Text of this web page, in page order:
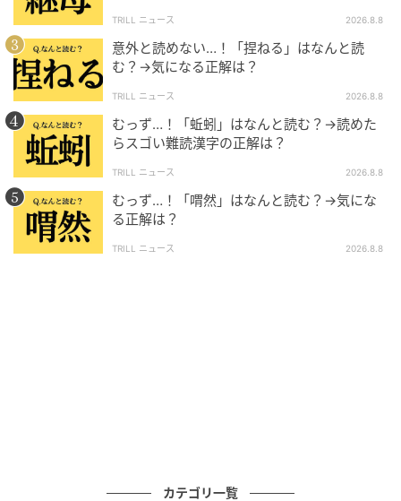
TRILL ニュース 2026.8.8
意外と読めない…！「捏ねる」はなんと読
む？→気になる正解は？
TRILL ニュース 2026.8.8
むっず…！「蚯蚓」はなんと読む？→読めた
らスゴい難読漢字の正解は？
TRILL ニュース 2026.8.8
むっず…！「喟然」はなんと読む？→気にな
る正解は？
TRILL ニュース 2026.8.8
カテゴリ一覧